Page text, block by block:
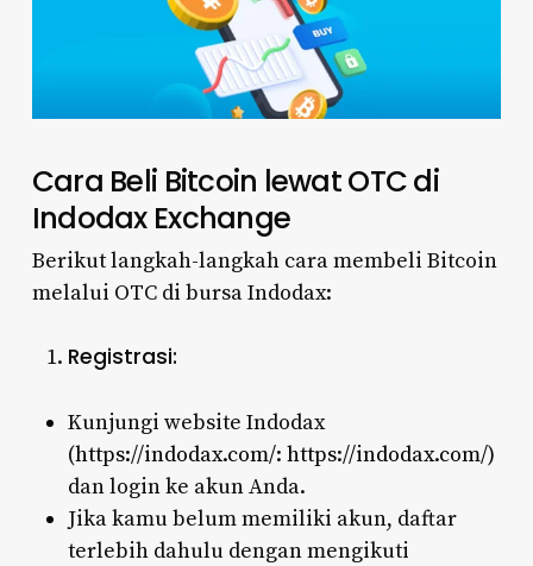
Cara Beli Bitcoin lewat OTC di
Indodax Exchange
Berikut langkah-langkah cara membeli Bitcoin
melalui OTC di bursa Indodax:
Registrasi:
Kunjungi website Indodax
(https://indodax.com/: https://indodax.com/)
dan login ke akun Anda.
Jika kamu belum memiliki akun, daftar
terlebih dahulu dengan mengikuti